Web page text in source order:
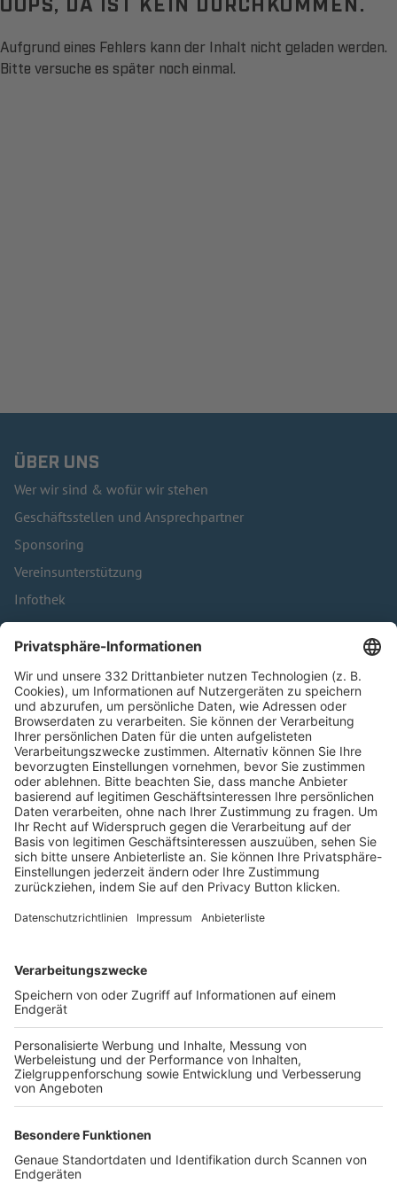
Aufgrund eines Fehlers kann der Inhalt nicht geladen werden.
Bitte versuche es später noch einmal.
ÜBER UNS
Wer wir sind & wofür wir stehen
Geschäftsstellen und Ansprechpartner
Sponsoring
Vereinsunterstützung
Infothek
Kontakt
HÄUFIG BESUCHTE SEITEN
Pässe und Vereinswechsel
Trainerausbildung
Schulungsangebot Vereinsmitarbeiter
BFV-Geschäftsstellen
Trainerbörse
Login SpielPlus
FOLGE DEM BFV
TOP-VEREINE
TOP-PARTNER